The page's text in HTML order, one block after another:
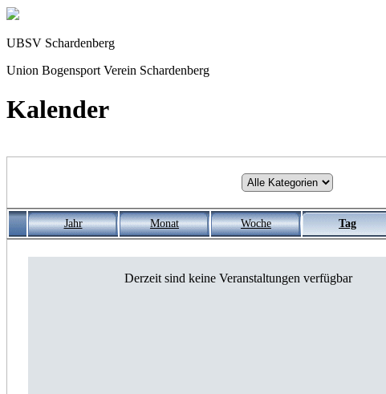
UBSV Schardenberg
Union Bogensport Verein Schardenberg
Kalender
Jahr Monat Woche Tag
Derzeit sind keine Veranstaltungen verfügbar